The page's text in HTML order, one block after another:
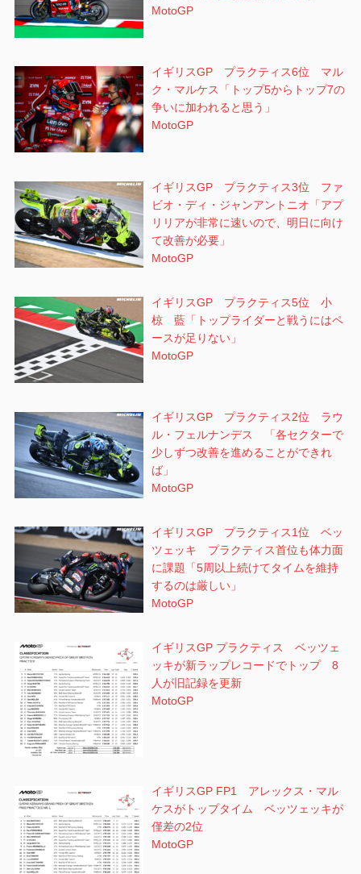
MotoGP
イギリスGP プラクティス6位 マル
ク・マルケス「トップ5からトップ7の
争いに加われると思う」
MotoGP
イギリスGP プラクティス3位 ファ
ビオ・ディ・ジャンアントニオ「アプ
リリアが非常に速いので、明日に向け
て改善が必要」
MotoGP
イギリスGP プラクティス5位 小
椋 藍「トップライダーと戦うにはペ
ースが足りない」
MotoGP
イギリスGP プラクティス2位 ラウ
ル・フェルナンデス 「各セクターで
少しずつ改善を進めることができれ
ば」
MotoGP
イギリスGP プラクティス1位 ベッ
ツェッキ プラクティス首位も体力面
に課題「5周以上続けてタイムを維持
するのは厳しい」
MotoGP
イギリスGP プラクティス ベッツェ
ッキが新ラップレコードでトップ 8
人が旧記録を更新
MotoGP
イギリスGP FP1 アレックス・マル
ケスがトップタイム ベッツェッキが
僅差の2位
MotoGP